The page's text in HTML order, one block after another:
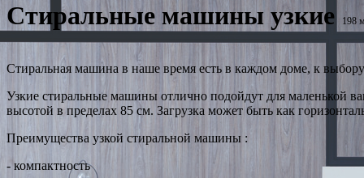
Стиральные машины узкие 198
Стиральная машина в наше время есть в каждом доме, к
Узкие стиральные машины отлично подойдут для маленькой
высотой в пределах 85 см. Загрузка может быть как
Преимущества узкой стиральной машины :
- компактность